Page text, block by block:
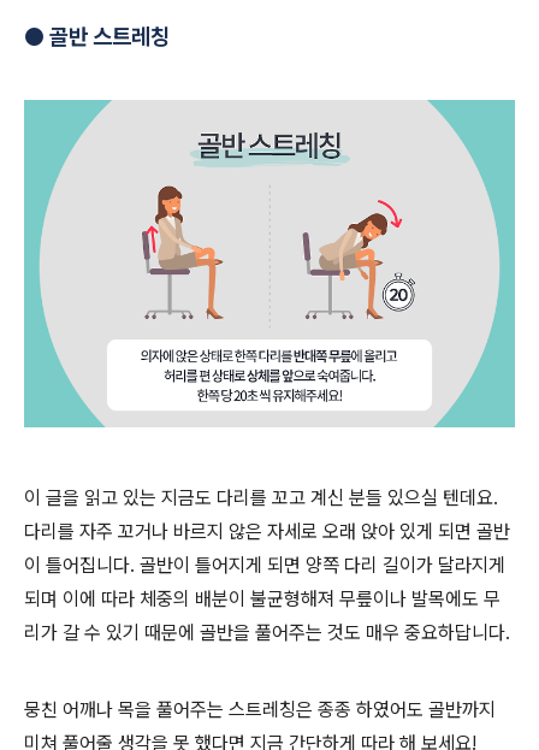
● 골반 스트레칭
이 글을 읽고 있는 지금도 다리를 꼬고 계신 분들 있으실 텐데요.
다리를 자주 꼬거나 바르지 않은 자세로 오래 앉아 있게 되면 골반
이 틀어집니다. 골반이 틀어지게 되면 양쪽 다리 길이가 달라지게
되며 이에 따라 체중의 배분이 불균형해져 무릎이나 발목에도 무
리가 갈 수 있기 때문에 골반을 풀어주는 것도 매우 중요하답니다.
뭉친 어깨나 목을 풀어주는 스트레칭은 종종 하였어도 골반까지
미쳐 풀어줄 생각을 못 했다면 지금 간단하게 따라 해 보세요!